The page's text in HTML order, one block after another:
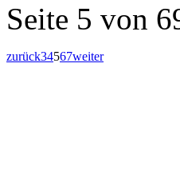
Seite 5 von
zurück34567weiter